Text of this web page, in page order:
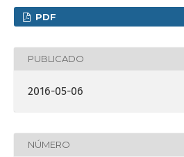
PDF
PUBLICADO
2016-05-06
NÚMERO